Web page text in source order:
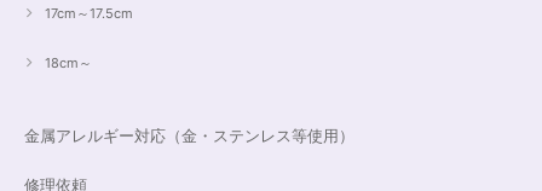
17cm～17.5cm
18cm～
金属アレルギー対応（金・ステンレス等使用）
修理依頼